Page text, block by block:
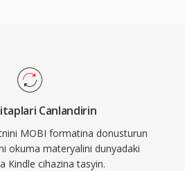
Canlandirin
MOBI formatina donusturun
okuma materyalini dunyadaki
Kindle cihazina tasyin.